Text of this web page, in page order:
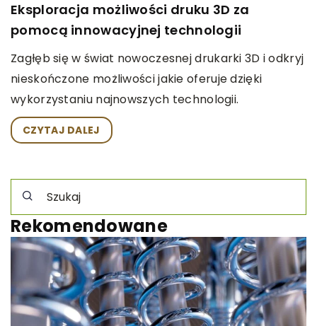
Eksploracja możliwości druku 3D za
pomocą innowacyjnej technologii
Zagłęb się w świat nowoczesnej drukarki 3D i odkryj
nieskończone możliwości jakie oferuje dzięki
wykorzystaniu najnowszych technologii.
CZYTAJ DALEJ
Rekomendowane